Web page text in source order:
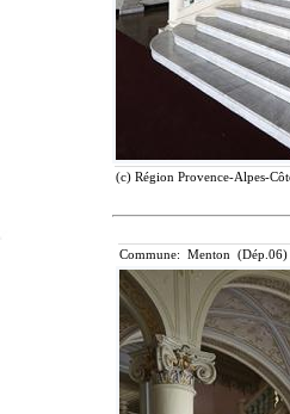
(c) Région Provence-Alpes-
Commune: Menton (Dép.06)